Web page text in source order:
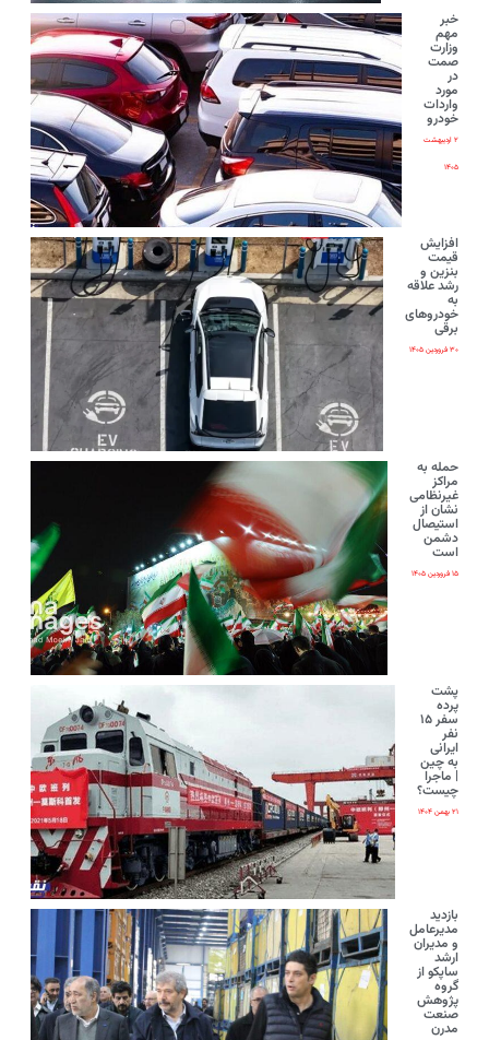
خبر
مهم
وزارت
صمت
در
مورد
واردات
خودرو
۲ اردیبهشت
۱۴۰۵
افزایش
قیمت
بنزین و
رشد علاقه
به
خودروهای
برقی
۳۰ فروردین ۱۴۰۵
حمله به
مراکز
غیرنظامی
نشان از
استیصال
دشمن
است
۱۵ فروردین ۱۴۰۵
پشت
پرده
سفر ۱۵
نفر
ایرانی‌
به چین
| ماجرا
چیست؟
۲۱ بهمن ۱۴۰۴
بازدید
مدیرعامل
و مدیران
ارشد
ساپکو از
گروه
پژوهش
صنعت
مدرن